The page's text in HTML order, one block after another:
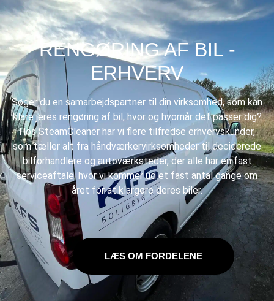
RENGØRING AF BIL -
ERHVERV
Søger du en samarbejdspartner til din virksomhed, som kan
klare jeres rengøring af bil , hvor og hvornår det passer dig?
Hos SteamCleaner har vi flere tilfredse erhvervskunder,
som tæller alt fra håndværkervirksomheder til deciderede
bilforhandlere og autoværksteder, der alle har en fast
serviceaftale. hvor vi kommer ud et fast antal gange om
året for at klargøre deres biler.
LÆS OM FORDELENE